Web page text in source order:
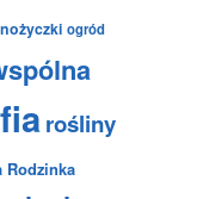
nożyczki ogród
rośliny
Rodzinka